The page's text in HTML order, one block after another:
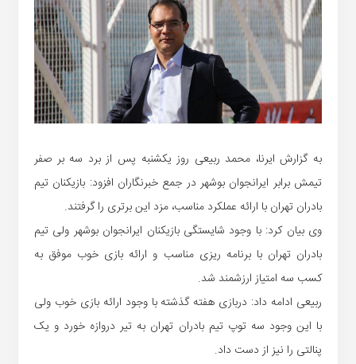
به گزارش ایرنا، محمد ربیعی روز یکشنبه پس از برد سه بر صفر
تیمش برابر ایرانجوان بوشهر در جمع خبرنگاران افزود: بازیکنان تیم
بادران تهران با ارائه عملکرد مناسب، مزد این برتری را گرفتند.
وی بیان کرد: با وجود شایستگی بازیکنان ایرانجوان بوشهر ولی تیم
بادران تهران با برنامه ریزی مناسب و ارائه بازی خوب موفق به
کسب سه امتیاز ارزشمند شد.
ربیعی ادامه داد: دربازی هفته گذشته با وجود ارائه بازی خوب ولی
با این وجود سه توپ تیم بادران تهران به تیر دروازه خورد و یک
پنالتی را نیز از دست داد.